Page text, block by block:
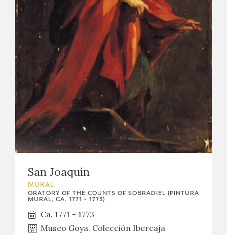
San Joaquín
MURAL
ORATORY OF THE COUNTS OF SOBRADIEL (PINTURA
MURAL, CA. 1771 - 1773)
Ca. 1771 - 1773
Museo Goya. Colección Ibercaja